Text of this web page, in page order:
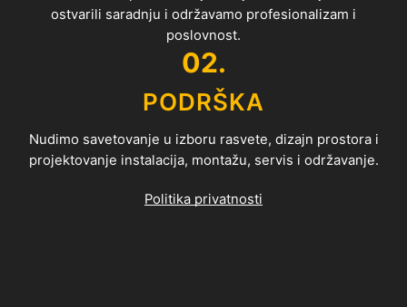
ostvarili saradnju i održavamo profesionalizam i
poslovnost.
02.
PODRŠKA
Nudimo savetovanje u izboru rasvete, dizajn prostora i
projektovanje instalacija, montažu, servis i održavanje.
Politika privatnosti